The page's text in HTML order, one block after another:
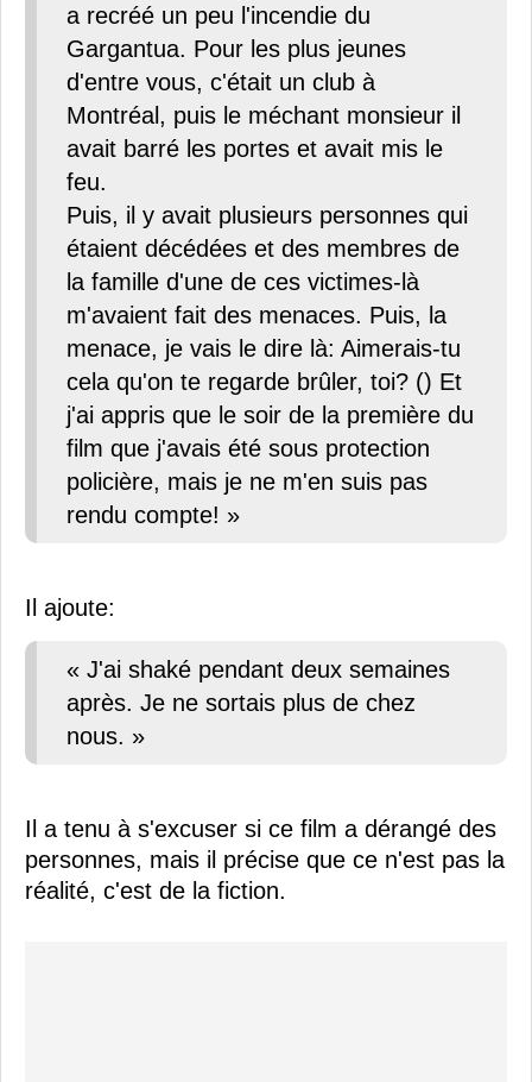
a recréé un peu l'incendie du
Gargantua. Pour les plus jeunes
d'entre vous, c'était un club à
Montréal, puis le méchant monsieur il
avait barré les portes et avait mis le
feu.
Puis, il y avait plusieurs personnes qui
étaient décédées et des membres de
la famille d'une de ces victimes-là
m'avaient fait des menaces. Puis, la
menace, je vais le dire là: Aimerais-tu
cela qu'on te regarde brûler, toi? () Et
j'ai appris que le soir de la première du
film que j'avais été sous protection
policière, mais je ne m'en suis pas
rendu compte! »
Il ajoute:
« J'ai shaké pendant deux semaines
après. Je ne sortais plus de chez
nous. »
Il a tenu à s'excuser si ce film a dérangé des
personnes, mais il précise que ce n'est pas la
réalité, c'est de la fiction.